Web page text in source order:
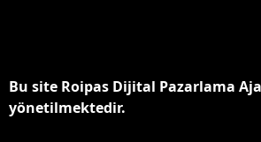
Bu site Roipas Dijital Pazarlama
yönetilmektedir.